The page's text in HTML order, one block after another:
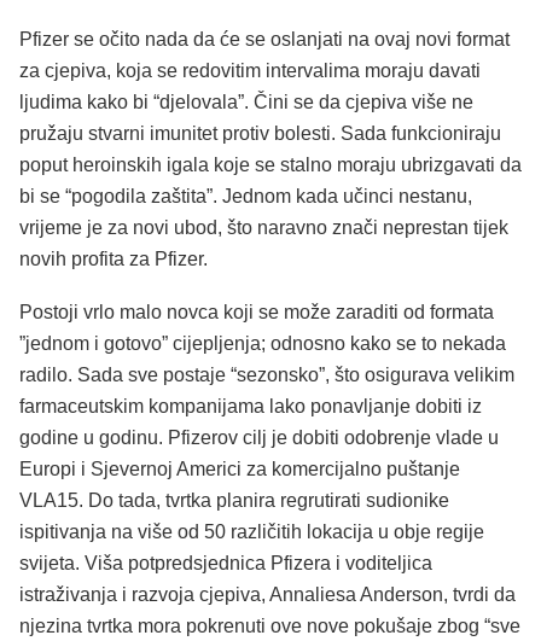
Pfizer se očito nada da će se oslanjati na ovaj novi format
za cjepiva, koja se redovitim intervalima moraju davati
ljudima kako bi “djelovala”. Čini se da cjepiva više ne
pružaju stvarni imunitet protiv bolesti. Sada funkcioniraju
poput heroinskih igala koje se stalno moraju ubrizgavati da
bi se “pogodila zaštita”. Jednom kada učinci nestanu,
vrijeme je za novi ubod, što naravno znači neprestan tijek
novih profita za Pfizer.
Postoji vrlo malo novca koji se može zaraditi od formata
”jednom i gotovo” cijepljenja; odnosno kako se to nekada
radilo. Sada sve postaje “sezonsko”, što osigurava velikim
farmaceutskim kompanijama lako ponavljanje dobiti iz
godine u godinu. Pfizerov cilj je dobiti odobrenje vlade u
Europi i Sjevernoj Americi za komercijalno puštanje
VLA15. Do tada, tvrtka planira regrutirati sudionike
ispitivanja na više od 50 različitih lokacija u obje regije
svijeta. Viša potpredsjednica Pfizera i voditeljica
istraživanja i razvoja cjepiva, Annaliesa Anderson, tvrdi da
njezina tvrtka mora pokrenuti ove nove pokušaje zbog “sve